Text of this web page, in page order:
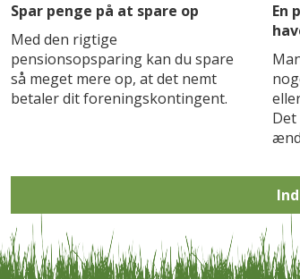
Spar penge på at spare op
Med den rigtige
pensionsopsparing kan du spare
så meget mere op, at det nemt
betaler dit foreningskontingent.
En